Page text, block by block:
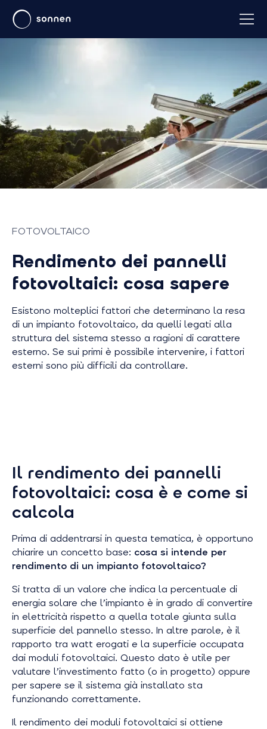
FOTOVOLTAICO
Rendimento dei pannelli
fotovoltaici: cosa sapere
Esistono molteplici fattori che determinano la resa
di un impianto fotovoltaico, da quelli legati alla
struttura del sistema stesso a ragioni di carattere
esterno. Se sui primi è possibile intervenire, i fattori
esterni sono più difficili da controllare.
Il rendimento dei pannelli
fotovoltaici: cosa è e come si
calcola
Prima di addentrarsi in questa tematica, è opportuno
chiarire un concetto base: cosa si intende per
rendimento di un impianto fotovoltaico?
Si tratta di un valore che indica la percentuale di
energia solare che l’impianto è in grado di convertire
in elettricità rispetto a quella totale giunta sulla
superficie del pannello stesso. In altre parole, è il
rapporto tra watt erogati e la superficie occupata
dai moduli fotovoltaici. Questo dato è utile per
valutare l’investimento fatto (o in progetto) oppure
per sapere se il sistema già installato sta
funzionando correttamente.
Il rendimento dei moduli fotovoltaici si ottiene